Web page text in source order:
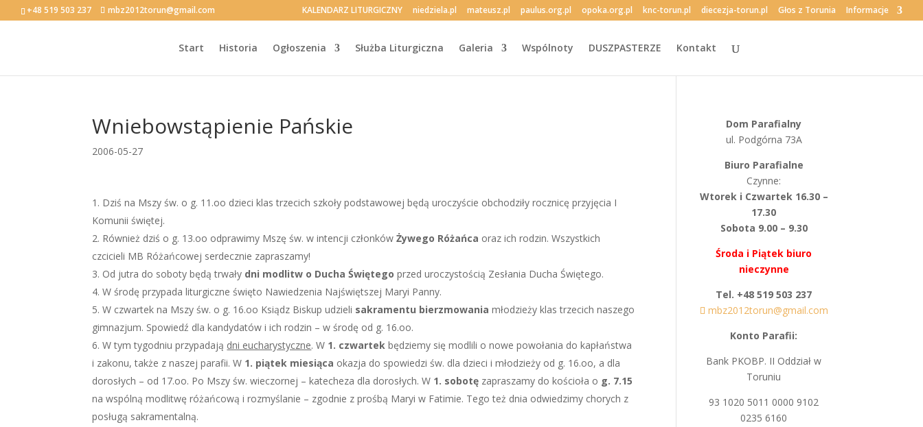
+48 519 503 237 mbz2012torun@gmail.com KALENDARZ LITURGICZNY niedziela.pl mateusz.pl paulus.org.pl opoka.org.pl knc-torun.pl diecezja-torun.pl Głos z Torunia Informacje
Start Historia Ogłoszenia Służba Liturgiczna Galeria Wspólnoty DUSZPASTERZE Kontakt
Wniebowstąpienie Pańskie
2006-05-27
Dziś na Mszy św. o g. 11.oo dzieci klas trzecich szkoły podstawowej będą uroczyście obchodziły rocznicę przyjęcia I
Komunii świętej.
Również dziś o g. 13.oo odprawimy Mszę św. w intencji członkówŻywego Różańca oraz ich rodzin. Wszystkich
czcicieli MB Różańcowej serdecznie zapraszamy!
Od jutra do soboty będą trwały dni modlitw o Ducha Świętego przed uroczystością Zesłania Ducha Świętego.
W środę przypada liturgiczne święto Nawiedzenia Najświętszej Maryi Panny.
W czwartek na Mszy św. o g. 16.oo Ksiądz Biskup udzieli sakramentu bierzmowania młodzieży klas trzecich naszego
gimnazjum. Spowiedź dla kandydatów i ich rodzin – w środę od g. 16.oo.
W tym tygodniu przypadają dni eucharystyczne. W 1. czwartek będziemy się modlili o nowe powołania do kapłaństwa
i zakonu, także z naszej parafii. W 1. piątek miesiąca okazja do spowiedzi św. dla dzieci i młodzieży od g. 16.oo, a dla
dorosłych – od 17.oo. Po Mszy św. wieczornej – katecheza dla dorosłych. W 1. sobotę zapraszamy do kościoła o g. 7.15
na wspólną modlitwę różańcową i rozmyślanie – zgodnie z prośbą Maryi w Fatimie. Tego też dnia odwiedzimy chorych z
posługą sakramentalną.
Dom Parafialny
ul. Podgórna 73A
Biuro Parafialne
Czynne:
Wtorek i Czwartek 16.30 –
17.30
Sobota 9.00 – 9.30
Środa i Piątek biuro
nieczynne
Tel. +48 519 503 237
mbz2012torun@gmail.com
Konto Parafii:
Bank PKOBP. II Oddział w
Toruniu
93 1020 5011 0000 9102
0235 6160